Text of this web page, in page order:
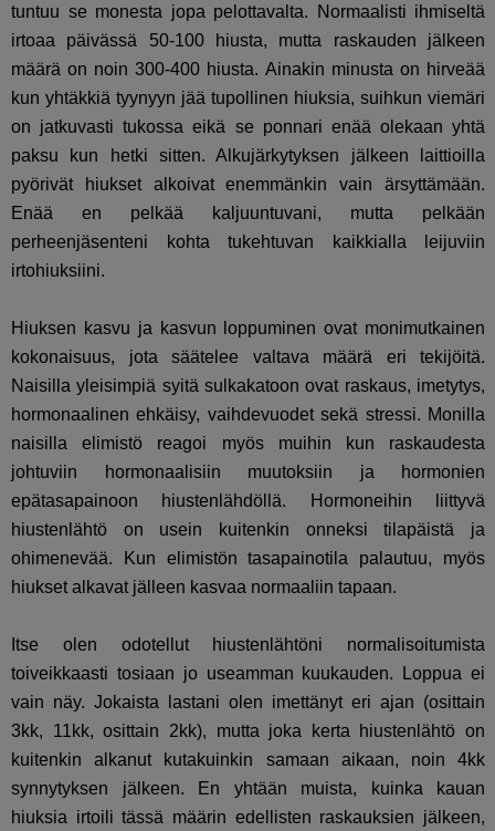
tuntuu se monesta jopa pelottavalta. Normaalisti ihmiseltä
irtoaa päivässä 50-100 hiusta, mutta raskauden jälkeen
määrä on noin 300-400 hiusta. Ainakin minusta on hirveää
kun yhtäkkiä tyynyyn jää tupollinen hiuksia, suihkun viemäri
on jatkuvasti tukossa eikä se ponnari enää olekaan yhtä
paksu kun hetki sitten. Alkujärkytyksen jälkeen laittioilla
pyörivät hiukset alkoivat enemmänkin vain ärsyttämään.
Enää en pelkää kaljuuntuvani, mutta pelkään
perheenjäsenteni kohta tukehtuvan kaikkialla leijuviin
irtohiuksiini.
Hiuksen kasvu ja kasvun loppuminen ovat monimutkainen
kokonaisuus, jota säätelee valtava määrä eri tekijöitä.
Naisilla yleisimpiä syitä sulkakatoon ovat raskaus, imetytys,
hormonaalinen ehkäisy, vaihdevuodet sekä stressi. Monilla
naisilla elimistö reagoi myös muihin kun raskaudesta
johtuviin hormonaalisiin muutoksiin ja hormonien
epätasapainoon hiustenlähdöllä. Hormoneihin liittyvä
hiustenlähtö on usein kuitenkin onneksi tilapäistä ja
ohimenevää. Kun elimistön tasapainotila palautuu, myös
hiukset alkavat jälleen kasvaa normaaliin tapaan.
Itse olen odotellut hiustenlähtöni normalisoitumista
toiveikkaasti tosiaan jo useamman kuukauden. Loppua ei
vain näy. Jokaista lastani olen imettänyt eri ajan (osittain
3kk, 11kk, osittain 2kk), mutta joka kerta hiustenlähtö on
kuitenkin alkanut kutakuinkin samaan aikaan, noin 4kk
synnytyksen jälkeen. En yhtään muista, kuinka kauan
hiuksia irtoili tässä määrin edellisten raskauksien jälkeen,